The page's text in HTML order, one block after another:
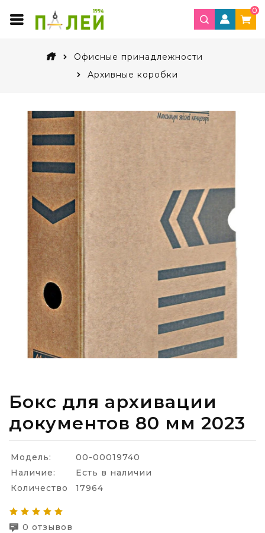
0
Офисные принадлежности
Архивные коробки
Бокс для архивации
документов 80 мм 2023
Модель:
00-00019740
Наличие:
Есть в наличии
Количество
17964
0 отзывов